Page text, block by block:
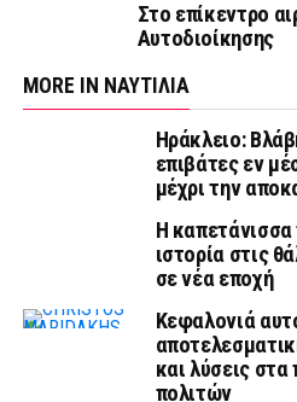
Στο επίκεντρο
Αυτοδιοίκησης
MORE IN ΝΑΥΤΙΛΙΑ
Ηράκλειο:
επιβάτες εν
μέχρι την
Η καπετάνισσα
ιστορία στις
σε νέα εποχή
Κεφαλονιά
και λύσεις
πολιτών